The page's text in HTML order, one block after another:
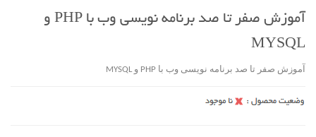
آموزش صفر تا صد برنامه نویسی وب با PHP و
MYSQL
آموزش صفر تا صد برنامه نویسی وب با PHP و MYSQL